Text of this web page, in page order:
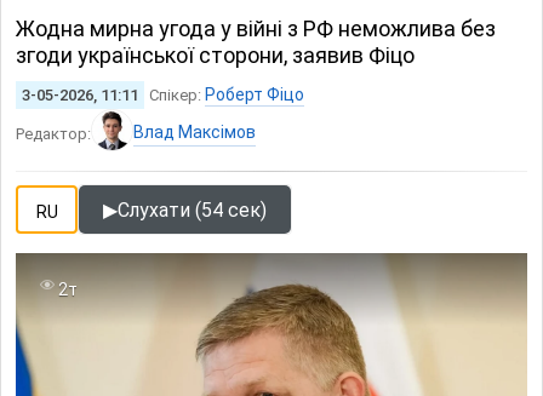
Жодна мирна угода у війні з РФ неможлива без
згоди української сторони, заявив Фіцо
3-05-2026, 11:11 Спікер: Роберт Фіцо
Редактор: Влад Максімов
RU ▶Слухати (54 сек)
2т